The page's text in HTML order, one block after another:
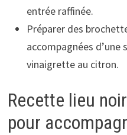
entrée raffinée.
Préparer des
accompagnées d’une
vinaigrette au citron.
Recette lieu
pour